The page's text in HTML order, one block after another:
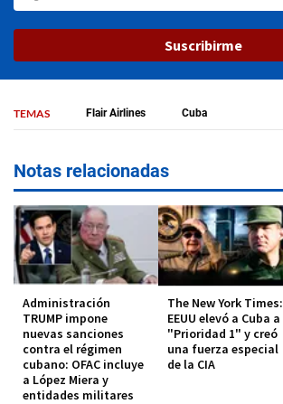
Suscribirme
TEMAS Flair Airlines Cuba
Notas relacionadas
Administración
TRUMP impone
nuevas sanciones
contra el régimen
cubano: OFAC incluye
a López Miera y
entidades militares
The New York Times:
EEUU elevó a Cuba a
"Prioridad 1" y creó
una fuerza especial
de la CIA